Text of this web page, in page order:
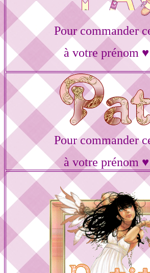
Pour commander
à votre prénom
Pour commander
à votre prénom